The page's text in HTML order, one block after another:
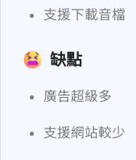
支援下載 MP3 音檔
缺點
廣告超級多
支援網站較少